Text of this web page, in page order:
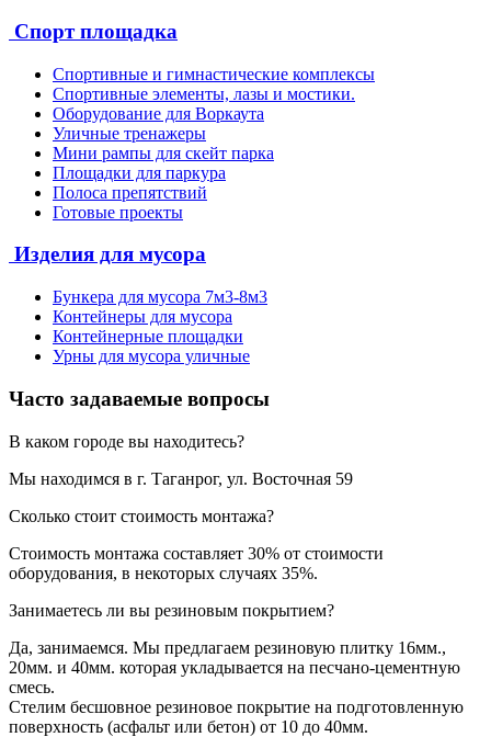
Спорт площадка
Спортивные и гимнастические комплексы
Спортивные элементы, лазы и мостики.
Оборудование для Воркаута
Уличные тренажеры
Мини рампы для скейт парка
Площадки для паркура
Полоса препятствий
Готовые проекты
Изделия для мусора
Бункера для мусора 7м3-8м3
Контейнеры для мусора
Контейнерные площадки
Урны для мусора уличные
Часто задаваемые вопросы
В каком городе вы находитесь?
Мы находимся в г. Таганрог, ул. Восточная 59
Сколько стоит стоимость монтажа?
Стоимость монтажа составляет 30% от стоимости
оборудования, в некоторых случаях 35%.
Занимаетесь ли вы резиновым покрытием?
Да, занимаемся. Мы предлагаем резиновую плитку 16мм.,
20мм. и 40мм. которая укладывается на песчано-цементную
смесь.
Стелим бесшовное резиновое покрытие на подготовленную
поверхность (асфальт или бетон) от 10 до 40мм.